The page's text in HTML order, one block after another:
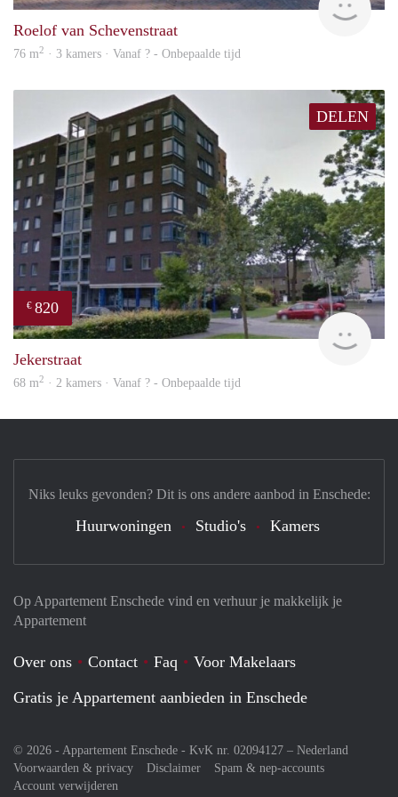
Roelof van Schevenstraat
76 m2 · 3 kamers · Vanaf ? - Onbepaalde tijd
DELEN
€ 820
Jekerstraat
68 m2 · 2 kamers · Vanaf ? - Onbepaalde tijd
Op Appartement Enschede vind en verhuur je makkelijk je
Appartement
Over ons Contact Faq
Voor Makelaars
Gratis je Appartement aanbieden in Enschede
© 2026 - Appartement Enschede - KvK nr. 02094127 – Nederland
Voorwaarden & privacy
Disclaimer
Spam & nep-accounts
Account verwijderen
Niks leuks gevonden? Dit is ons andere aanbod in Enschede:
Huurwoningen Studio's Kamers